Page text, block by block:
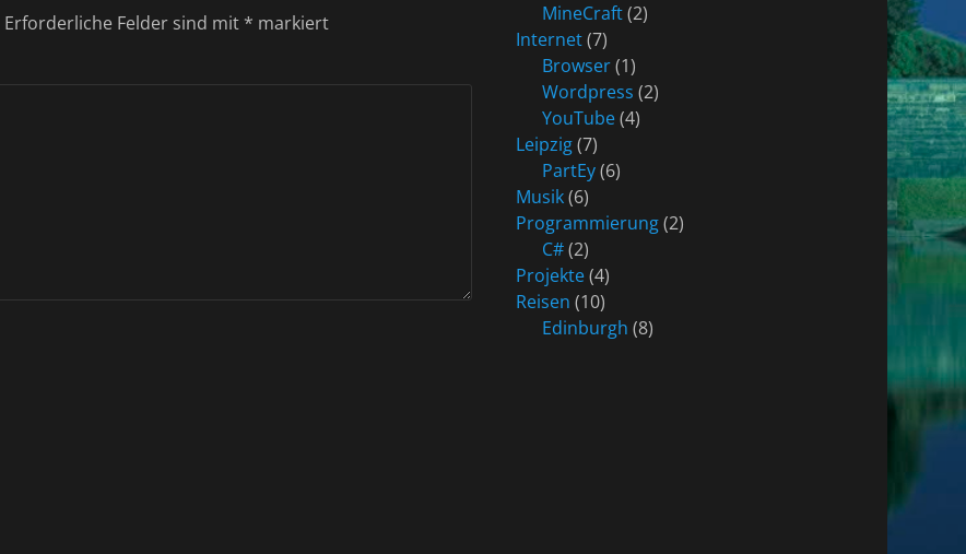
Erforderliche Felder sind mit * markiert
MineCraft(2)
Internet(7)
Browser(1)
Wordpress (2)
YouTube(4)
Leipzig(7)
PartEy(6)
Musik(6)
Programmierung(2)
C#(2)
Projekte(4)
Reisen (10)
Edinburgh (8)